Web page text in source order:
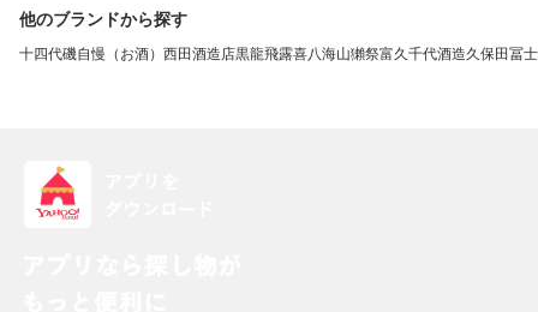
他のブランドから探す
十四代磯自慢（お酒） 西田酒造店黒龍飛露喜八海山獺祭富久千代酒造久保田冨